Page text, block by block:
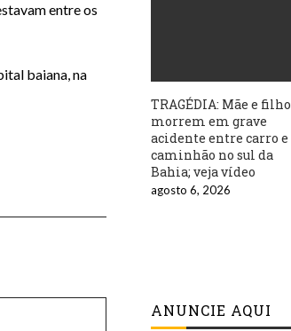
entre os
baiana, na
TRAGÉDIA: Mãe e filho
morrem em grave
acidente entre carro e
caminhão no sul da
Bahia; veja vídeo
agosto 6, 2026
ANUNCIE AQUI